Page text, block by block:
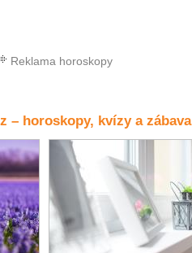
Reklama horoskopy
– horoskopy, kvízy a zábava